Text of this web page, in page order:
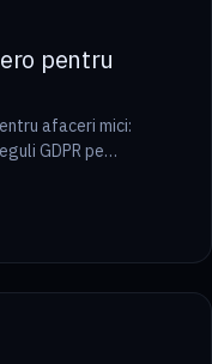
pentru
afaceri mici:
GDPR pe
8 min